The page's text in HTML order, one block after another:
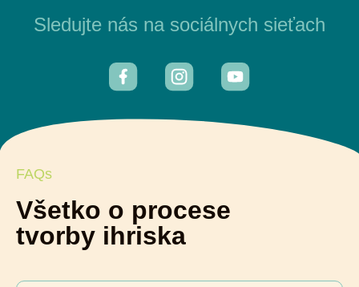
Sledujte nás na sociálnych sieťach
FAQs
Všetko o procese
tvorby ihriska